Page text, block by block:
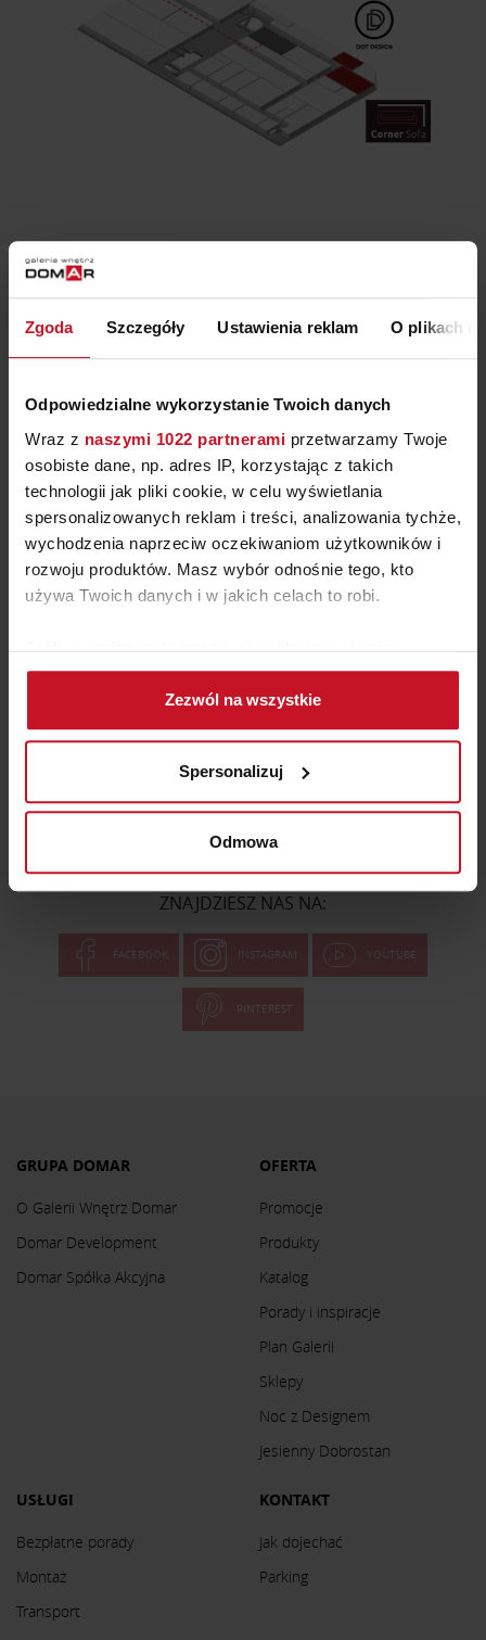
Zgoda Szczegóły Ustawienia reklam O plikach
Odpowiedzialne wykorzystanie Twoich danych
Wraz z naszymi 1022 partnerami przetwarzamy Twoje
osobiste dane, np. adres IP, korzystając z takich
technologii jak pliki cookie, w celu wyświetlania
spersonalizowanych reklam i treści, analizowania tychże,
wychodzenia naprzeciw oczekiwaniom użytkowników i
rozwoju produktów. Masz wybór odnośnie tego, kto
używa Twoich danych i w jakich celach to robi.
Jeśli wyrazisz na to zgodę, chcielibyśmy również:
Gromadzić dane dotyczące Twojej lokalizacji
geograficznej z dokładnością nawet do kilku metrów
Identyfikować Twoje urządzenie, aktywnie
(fingerprinting, czyli wirtualny odcisk palca)
Dowiedz się więcej odnośnie tego, jak Twoje osobiste
dane są przetwarzane oraz ustaw własne preferencje w
zmienić lub wycofać swoją zgodę w dowolnej chwili.
Wykorzystujemy pliki cookie do spersonalizowania treści
i reklam, aby oferować funkcje społecznościowe i
analizować ruch w naszej witrynie. Informacje o tym, jak
korzystasz z naszej witryny, udostępniamy partnerom
Zezwól na wszystkie
Spersonalizuj
Odmowa
NEWSLETTER DOMAR
Chcę zapisać się do newslettera, a co za tym idzie wyrażam zgodę
na przesyłanie na mój adres e-mail informacji o nowościach,
promocjach, produktach i usługach Galerii Wnętrz Domar, której
właścicielem jest Domar S.A. Wiem, że w każdej chwili będę mógł
Akceptujęregulamin
ZNAJDZIESZ NAS NA:
FACEBOOK INSTAGRAM YOUTUBE
PINTEREST
GRUPA DOMAR
O Galerii Wnętrz Domar
Domar Development
Domar Spółka Akcyjna
OFERTA
Promocje
Produkty
Katalog
Porady i inspiracje
Plan Galerii
Sklepy
Noc z Designem
Jesienny Dobrostan
USŁUGI
Bezpłatne porady
Montaż
Transport
KONTAKT
Jak dojechać
Parking